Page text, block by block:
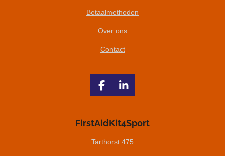
Betaalmethoden
Over ons
Contact
F
e
o
L
k
d
FirstAidKit4Sport
Tarthorst 475